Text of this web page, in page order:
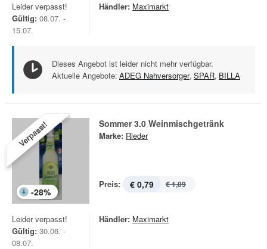
Leider verpasst!
Gültig: 08.07. -
15.07.
Händler: Maximarkt
Dieses Angebot ist leider nicht mehr verfügbar.
Aktuelle Angebote: ADEG Nahversorger, SPAR, BILLA
Verpasst!
-28%
Sommer 3.0 Weinmischgetränk
Marke: Rieder
Preis: € 0,79 € 1,09
Leider verpasst!
Gültig: 30.06. -
08.07.
Händler: Maximarkt